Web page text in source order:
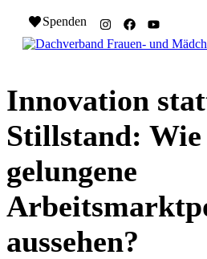
Inhalt
springen
Spenden
Innovation
Stillstand: Wie
gelungene
aussehen?